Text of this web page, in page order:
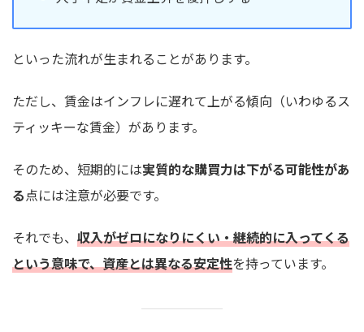
といった流れが生まれることがあります。
ただし、賃金はインフレに遅れて上がる傾向（いわゆるス
ティッキーな賃金）があります。
そのため、短期的には実質的な購買力は下がる可能性があ
る点には注意が必要です。
それでも、 収入がゼロになりにくい・継続的に入ってくる
という意味で、資産とは異なる安定性を持っています。